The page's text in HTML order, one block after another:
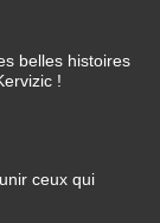
belles histoires
!
ceux qui